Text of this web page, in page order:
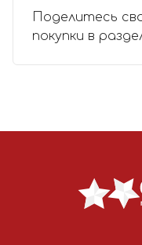
Поделитесь
покупки в